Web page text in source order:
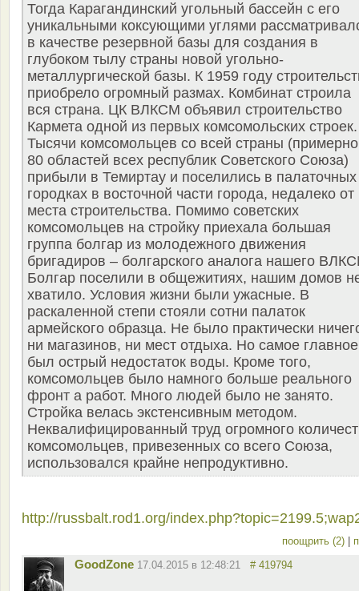
Тогда Карагандинский угольный бассейн с его
уникальными коксующими углями
в качестве резервной базы для создания в
глубоком тылу страны новой угольно-
металлургической базы. К 1959 году
приобрело огромный размах. Комбинат строила
вся страна. ЦК ВЛКСМ объявил строительство
Кармета одной из первых комсомольских строек.
Тысячи комсомольцев со всей страны
80 областей всех республик Советского Союза)
прибыли в Темиртау и поселились в палаточных
городках в восточной части города, недалеко от
места строительства. Помимо советских
комсомольцев на стройку приехала большая
группа болгар из молодежного движения
бригадиров – болгарского аналога нашего
Болгар поселили в общежитиях, нашим домов
хватило. Условия жизни были ужасные. В
раскаленной степи стояли сотни палаток
армейского образца. Не было практически
ни магазинов, ни мест отдыха. Но самое
был острый недостаток воды. Кроме того,
комсомольцев было намного больше реального
фронт а работ. Много людей было не занято.
Стройка велась экстенсивным методом.
Неквалифицированный труд огромного
комсомольцев, привезенных со всего Союза,
использовался крайне непродуктивно.
http://russbalt.rod1.org/
поощрить (2)
GoodZone 17.04.2015 в 12:48:21 # 419794